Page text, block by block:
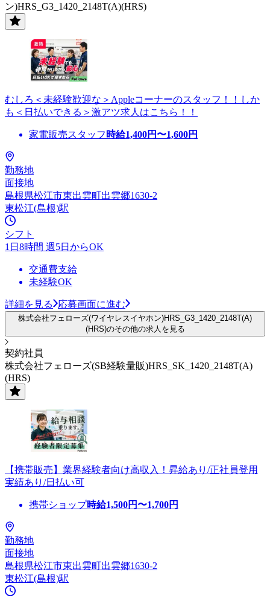
ン)HRS_G3_1420_2148T(A)(HRS)
むしろ＜未経験歓迎な＞Appleコーナーのスタッフ！！しか
も＜日払いできる＞激アツ求人はこちら！！
家電販売スタッフ 時給1,400円〜1,600円
勤務地
面接地
島根県松江市東出雲町出雲郷1630-2
東松江(島根)駅
シフト
1日8時間 週5日からOK
交通費支給
未経験OK
詳細を見る 応募画面に進む
株式会社フェローズ(ワイヤレスイヤホン)HRS_G3_1420_2148T(A)
(HRS)のその他の求人を見る
契約社員
株式会社フェローズ(SB経験量販)HRS_SK_1420_2148T(A)
(HRS)
【携帯販売】業界経験者向け高収入！昇給あり/正社員登用
実績あり/日払い可
携帯ショップ時給1,500円〜1,700円
勤務地
面接地
島根県松江市東出雲町出雲郷1630-2
東松江(島根)駅